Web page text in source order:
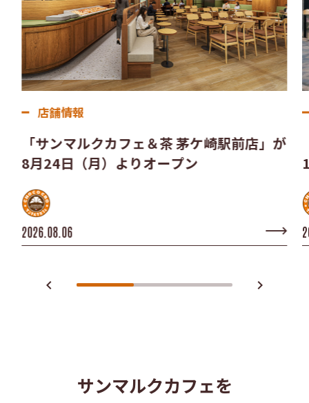
店舗情報
「サンマルクカフェ＆茶 茅ケ崎駅前店」が
8月24日（月）よりオープン
2026.08.06
navigate_before navigate_next
サンマルクカフェを